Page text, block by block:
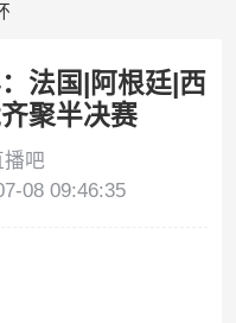
法国|阿根廷|西
聚半决赛
播吧
08 09:46:35